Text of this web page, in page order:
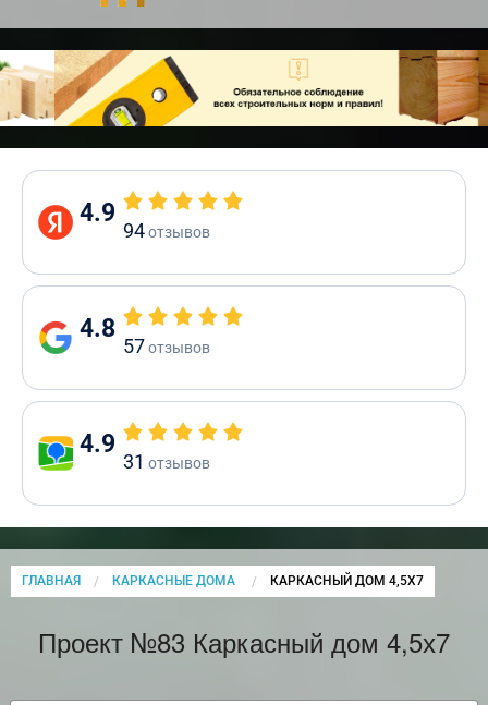
4.9
94отзывов
4.8
57отзывов
4.9
31 отзывов
ГЛАВНАЯ КАРКАСНЫЕ ДОМА CURRENT:
КАРКАСНЫЙ ДОМ 4,5Х7
Проект №83 Каркасный дом 4,5х7